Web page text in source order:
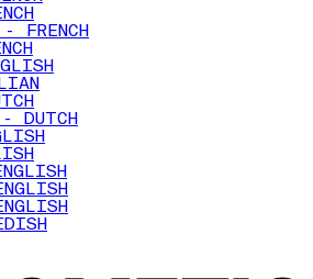
FRENCH
- DUTCH